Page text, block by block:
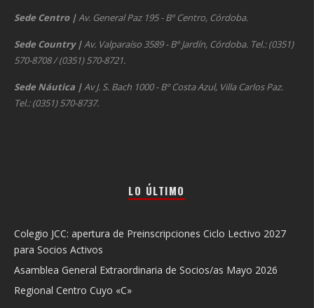
Sede Centro |Av. General Paz 195 - Bº Centro, Córdoba.
Sede Country |Av. Valparaíso 3589 - Bº Jardín, Córdoba. Tel.: (0351)
570-8708 / (0351) 570-8721.
Sede Náutica |Av J. S. Bach 1000 - Bº Costa Azul, Villa Carlos Paz.
Tel.: (0351) 570-8737.
LO ÚLTIMO
Colegio JCC: apertura de Preinscripciones Ciclo Lectivo 2027
para Socios Activos
Asamblea General Extraordinaria de Socios/as Mayo 2026
Regional Centro Cuyo «C»